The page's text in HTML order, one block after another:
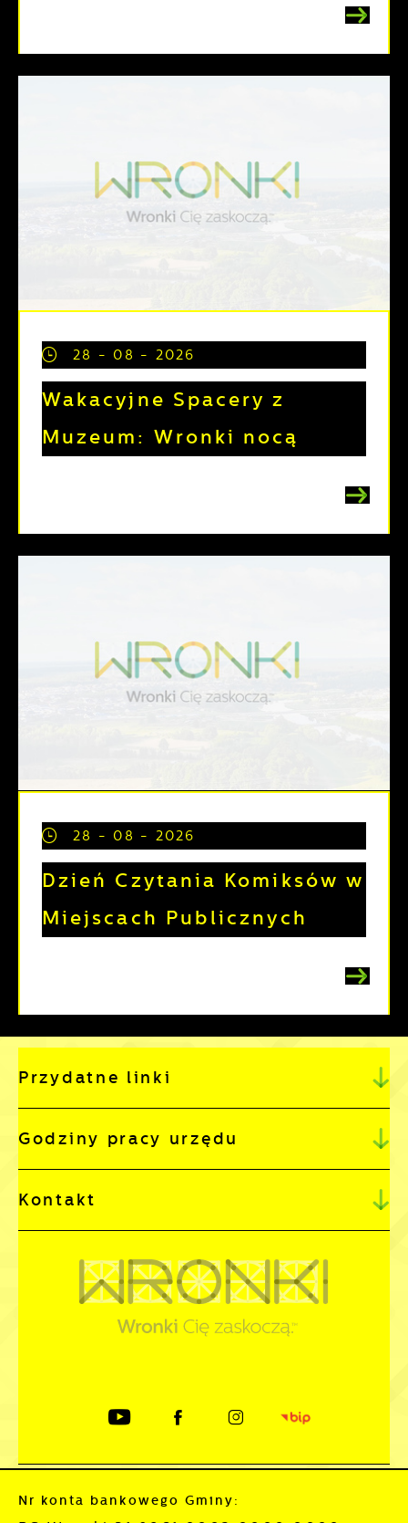
28 - 08 - 2026
Wakacyjne Spacery z
Muzeum: Wronki nocą
28 - 08 - 2026
Dzień Czytania Komiksów w
Miejscach Publicznych
Przydatne linki
Godziny pracy urzędu
Kontakt
Nr konta bankowego Gminy: